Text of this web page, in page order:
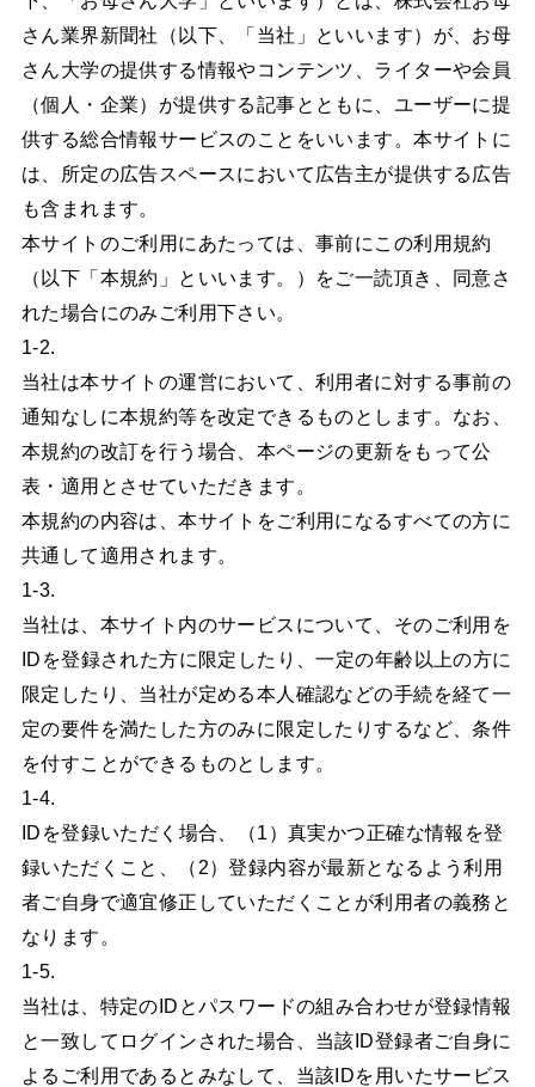
さん業界新聞社（以下、「当社」といいます）が、お母
さん大学の提供する情報やコンテンツ、ライターや会員
（個人・企業）が提供する記事とともに、ユーザーに提
供する総合情報サービスのことをいいます。本サイトに
は、所定の広告スペースにおいて広告主が提供する広告
も含まれます。
本サイトのご利用にあたっては、事前にこの利用規約
（以下「本規約」といいます。）をご一読頂き、同意さ
れた場合にのみご利用下さい。
1-2.
当社は本サイトの運営において、利用者に対する事前の
通知なしに本規約等を改定できるものとします。なお、
本規約の改訂を行う場合、本ページの更新をもって公
表・適用とさせていただきます。
本規約の内容は、本サイトをご利用になるすべての方に
共通して適用されます。
1-3.
当社は、本サイト内のサービスについて、そのご利用を
IDを登録された方に限定したり、一定の年齢以上の方に
限定したり、当社が定める本人確認などの手続を経て一
定の要件を満たした方のみに限定したりするなど、条件
を付すことができるものとします。
1-4.
IDを登録いただく場合、（1）真実かつ正確な情報を登
録いただくこと、（2）登録内容が最新となるよう利用
者ご自身で適宜修正していただくことが利用者の義務と
なります。
1-5.
当社は、特定のIDとパスワードの組み合わせが登録情報
と一致してログインされた場合、当該ID登録者ご自身に
よるご利用であるとみなして、当該IDを用いたサービス